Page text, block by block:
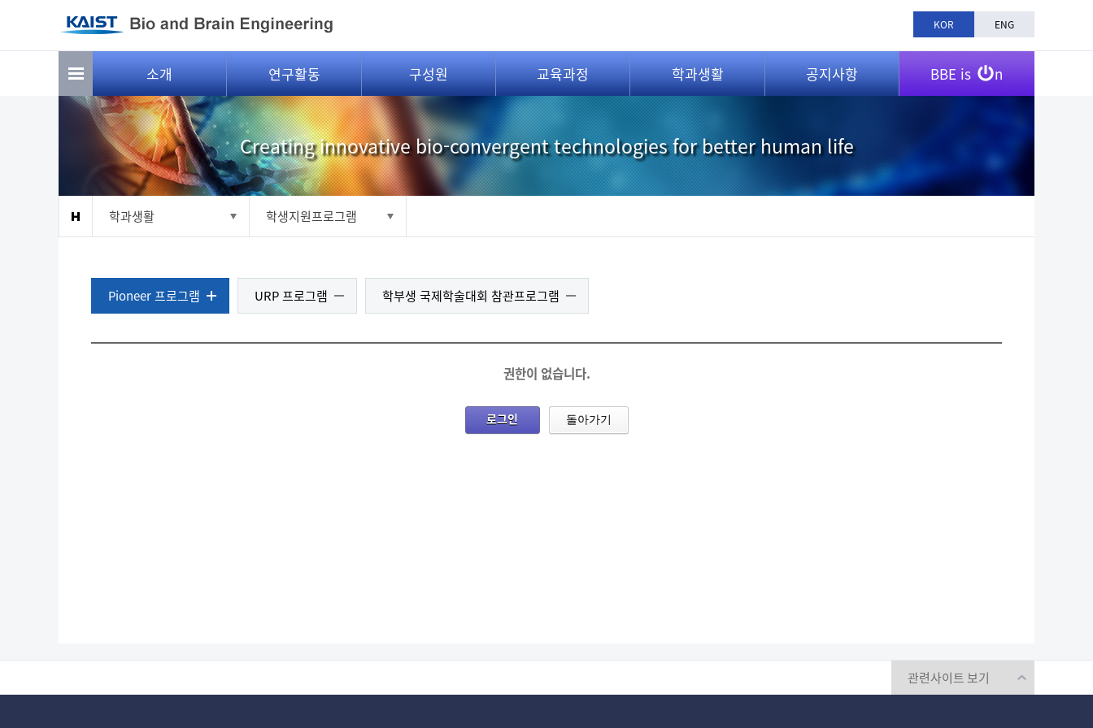
KOR ENG
소개 연구활동 구성원 교육과정 학과생활 공지사항 BBE is n
Creating innovative bio-convergent technologies for better human life
학과생활 학생지원프로그램
Pioneer 프로그램 URP 프로그램 학부생 국제학술대회 참관프로그램
권한이 없습니다.
로그인 돌아가기